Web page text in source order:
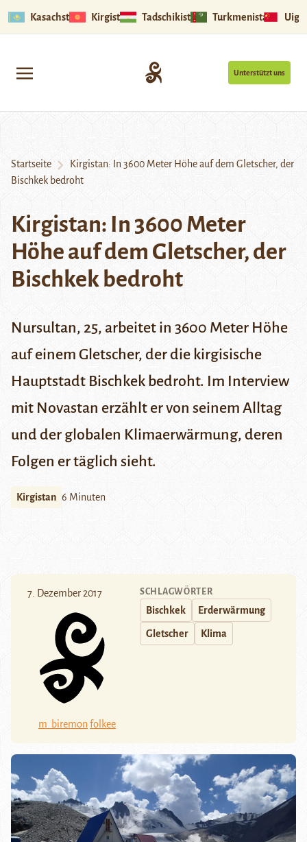
Kasachstan Kirgistan Tadschikistan Turkmenistan
Unterstützt uns
Startseite
Kirgistan: In 3600 Meter Höhe auf dem Gletscher, der
Bischkek bedroht
Kirgistan: In 3600 Meter
Höhe auf dem Gletscher, der
Bischkek bedroht
Nursultan, 25, arbeitet in 3600 Meter Höhe
auf einem Gletscher, der die kirgisische
Hauptstadt Bischkek bedroht. Im Interview
mit Novastan erzählt er von seinem Alltag
und der globalen Klimaerwärmung, deren
Folgen er täglich sieht.
Kirgistan 6 Minuten
7. Dezember 2017
m_biremon folkee
SCHLAGWÖRTER
Bischkek Erderwärmung
Gletscher Klima